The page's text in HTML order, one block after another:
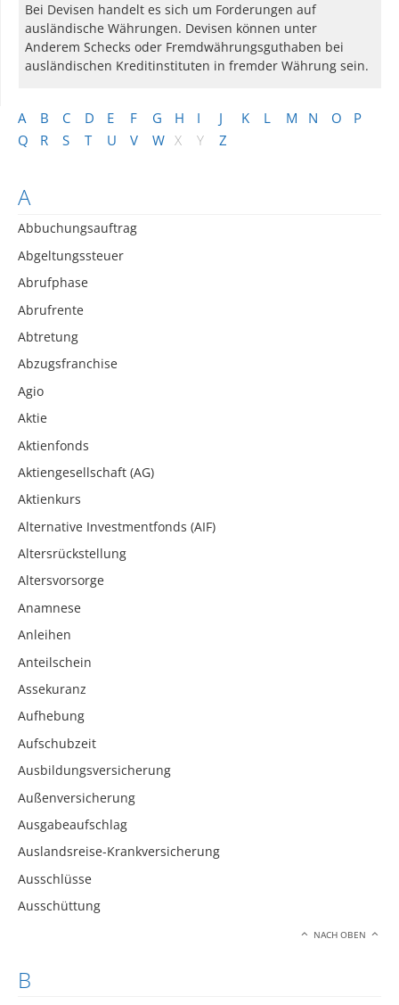
A B C D E F G H I J K L M N O
P
Q
R S T U V W X Y Z
A
Abbuchungsauftrag
Abgeltungssteuer
Abrufphase
Abrufrente
Abtretung
Abzugsfranchise
Agio
Aktie
Aktienfonds
Aktiengesellschaft (AG)
Aktienkurs
Alternative Investmentfonds (AIF)
Altersrückstellung
Altersvorsorge
Anamnese
Anleihen
Anteilschein
Assekuranz
Aufhebung
Aufschubzeit
Ausbildungsversicherung
Außenversicherung
Ausgabeaufschlag
Auslandsreise-Krankversicherung
Ausschlüsse
Ausschüttung
NACH OBEN
B
Bei Devisen handelt es sich um Forderungen auf
ausländische Währungen. Devisen können unter
Anderem Schecks oder Fremdwährungsguthaben bei
ausländischen Kreditinstituten in fremder Währung sein.